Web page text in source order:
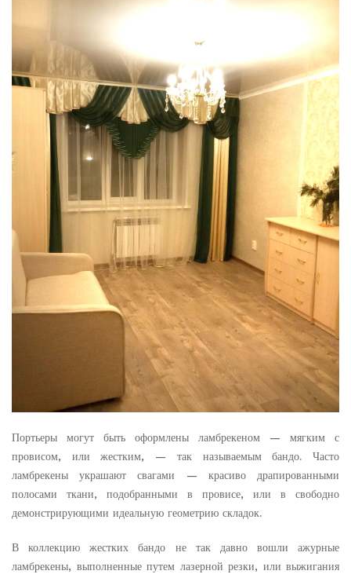
Портьеры могут быть оформлены ламбрекеном — мягким с
провисом, или жестким, — так называемым бандо. Часто
ламбрекены украшают свагами — красиво драпированными
полосами ткани, подобранными в провисе, или в свободно
демонстрирующими идеальную геометрию складок.
В коллекцию жестких бандо не так давно вошли ажурные
ламбрекены, выполненные путем лазерной резки, или выжигания